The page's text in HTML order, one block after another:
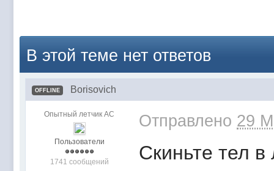
В этой теме нет ответов
OFFLINE Borisovich
Опытный летчик АС
Пользователи
1741 сообщений
Отправлено 29
Скиньте тел в